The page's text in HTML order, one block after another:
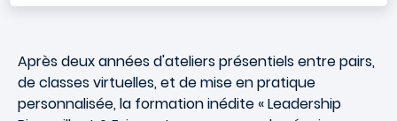
Après deux années d'ateliers présentiels entre pairs,
de classes virtuelles, et de mise en pratique
personnalisée, la formation inédite «Leadership